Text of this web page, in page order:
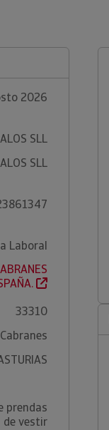
2026
SLL
SLL
Laboral
33310
Cabranes
prendas
de vestir